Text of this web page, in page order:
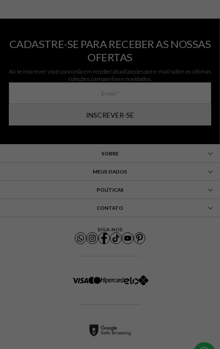
CADASTRE-SE PARA RECEBER AS NOSSAS
OFERTAS
Ao se inscrever você concorda em receber atualizações por e-mail sobre as últimas
coleções, campanhas e novidades.
INSCREVER-SE
SOBRE
MEUS DADOS
POLÍTICAS
CONTATO
SIGA-NOS